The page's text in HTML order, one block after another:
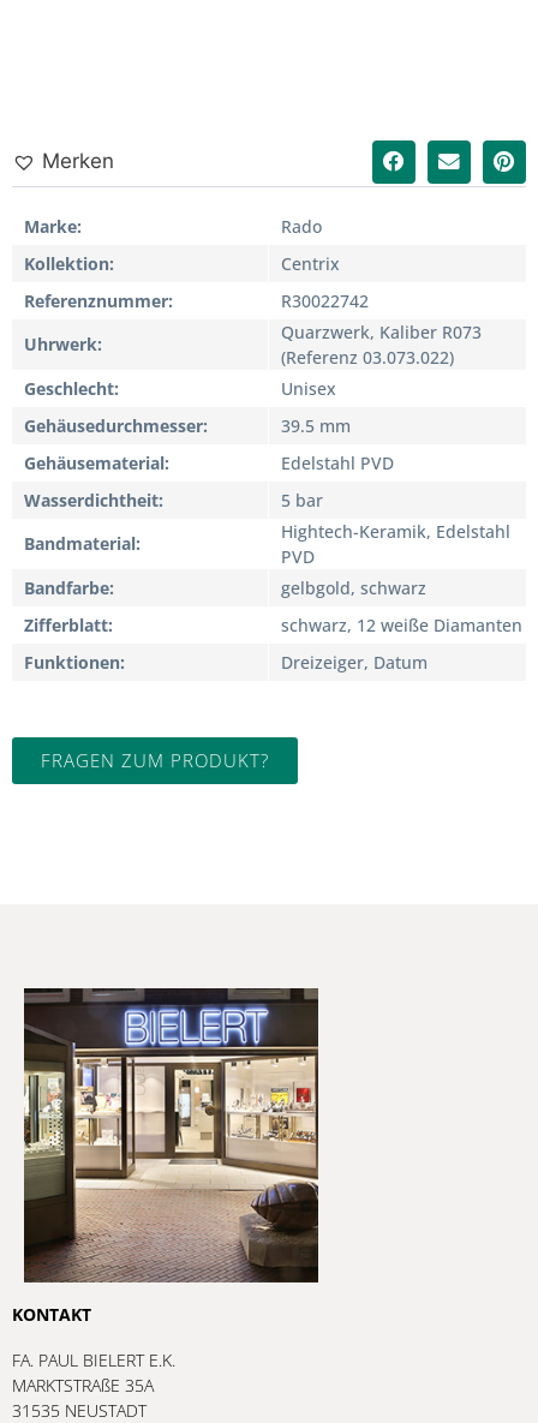
Merken
Marke
Rado
Kollektion
Centrix
Referenznummer
R30022742
Uhrwerk
Quarzwerk, Kaliber R073
(Referenz 03.073.022)
Geschlecht
Unisex
Gehäusedurchmesser
39.5 mm
Gehäusematerial
Edelstahl PVD
Wasserdichtheit
5 bar
Bandmaterial
Hightech-Keramik, Edelstahl
PVD
Bandfarbe
gelbgold, schwarz
Zifferblatt
schwarz, 12 weiße Diamanten
Funktionen
Dreizeiger, Datum
FRAGEN ZUM PRODUKT?
KONTAKT
FA. PAUL BIELERT E.K.
MARKTSTRAßE 35A
31535 NEUSTADT